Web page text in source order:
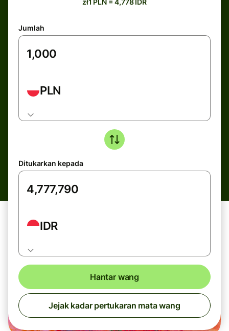
zł1 PLN = 4,778 IDR
Jumlah
PLN
Ditukarkan kepada
IDR
Hantar wang
Jejak kadar pertukaran mata wang